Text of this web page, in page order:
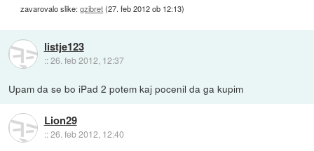
zavarovalo slike:gzibret(27. feb 2012 ob 12:13)
listje123
::26. feb 2012, 12:37
Upam da se bo iPad 2 potem kaj pocenil da ga kupim
Lion29
::26. feb 2012, 12:40